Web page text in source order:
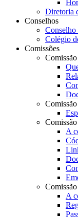
Diretoria
Conselhos
Colégio
Comissões
A
A